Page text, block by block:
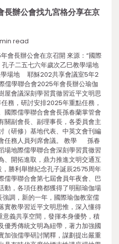
辦公會找九宮格分享在京
min read
會長辦公會在京召開 來源：“國際
子二五七六年歲次乙巳教學場地
場地 耶穌202共享會議室5年2
儒學聯合會2025年會長辦公瑜伽
屋會議深刻學習貫徹習近平文明思
務，研討安排2025年重點任務，
國際儒學聯合會會長孫春蘭掌管會
關副會長、副理事長，各委員會主
（研修）基地代表、中英文會刊編
任務人員列席會議。 教學 孫春
場地際儒學聯合會深刻學習貫徹習
、開拓進取，鼎力推進文明交通互
，勝利舉辦紀念孔子誕辰2575周年
儒學聯合會第七屆會員年夜會、巴
動，各項任務都獲得了明顯瑜伽場
調，新的一年，國際瑜伽教室儒
實教學習近平文明思惟，深入懂得
意義共享空間，發揮本身優勢，積
優秀傳統文明為紐帶，著力加強國
加強儒學研討闡釋，謀劃提出嚴重